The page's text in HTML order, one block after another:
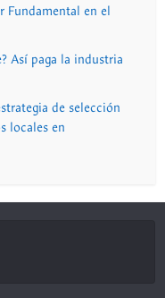
Fundamental en el
Así paga la industria
de selección
locales en